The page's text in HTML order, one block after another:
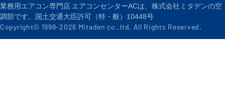
業務用エアコン専門店 エアコンセンターACは、株式会社ミタデンの空
調部です。国土交通大臣許可（特・般）10448号
Copyright© 1998-2026 Mitaden co.,ltd. All Rights Reserved.